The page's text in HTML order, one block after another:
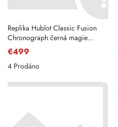
Replika Hublot Classic Fusion
Chronograph černá magie
45mm 521.CM.1770. RX
€499
4 Prodáno